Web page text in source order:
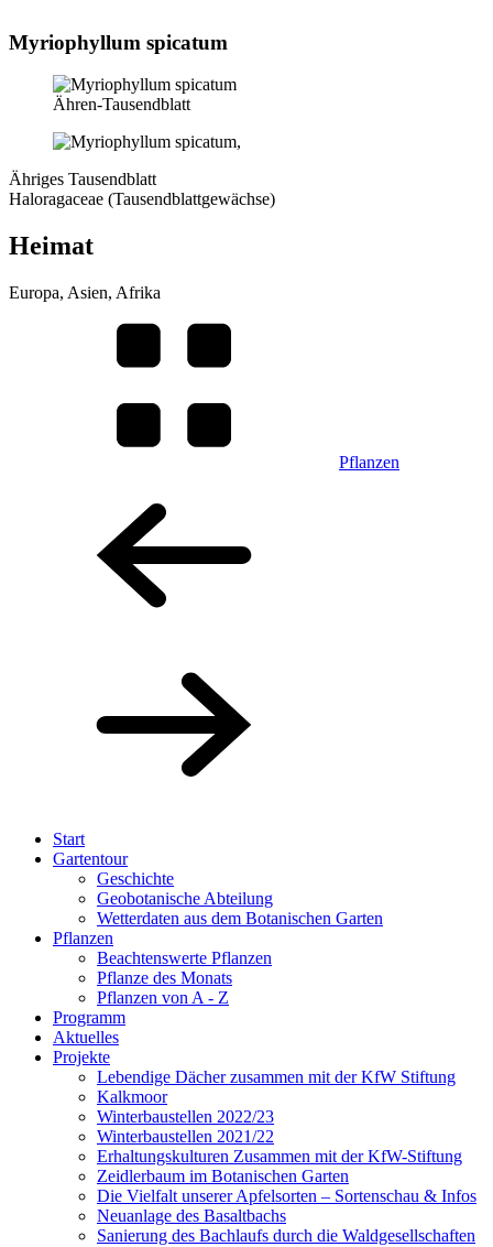
Myriophyllum spicatum
Ähren-Tausendblatt
Ähriges Tausendblatt
Haloragaceae (Tausendblattgewächse)
Heimat
Europa, Asien, Afrika
Pflanzen
Start
Gartentour
Geschichte
Geobotanische Abteilung
Wetterdaten aus dem Botanischen Garten
Pflanzen
Beachtenswerte Pflanzen
Pflanze des Monats
Pflanzen von A - Z
Programm
Aktuelles
Projekte
Lebendige Dächer zusammen mit der KfW Stiftung
Kalkmoor
Winterbaustellen 2022/23
Winterbaustellen 2021/22
Erhaltungskulturen Zusammen mit der KfW-Stiftung
Zeidlerbaum im Botanischen Garten
Die Vielfalt unserer Apfelsorten – Sortenschau & Infos
Neuanlage des Basaltbachs
Sanierung des Bachlaufs durch die Waldgesellschaften